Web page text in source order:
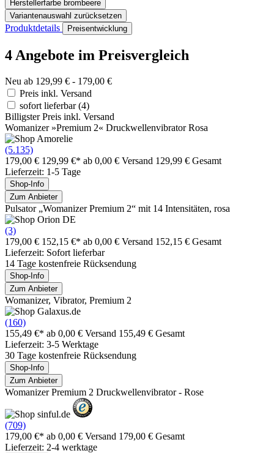
Herstellerfarbe brombeere
Variantenauswahl zurücksetzen
Produktdetails Preisentwicklung
4 Angebote im Preisvergleich
Neu ab 129,99 € - 179,00 €
Preis inkl. Versand
sofort lieferbar(4)
Billigster Preis inkl. Versand
Womanizer »Premium 2« Druckwellenvibrator Rosa
(5.135)
179,00 € 129,99 €* ab 0,00 € Versand 129,99 € Gesamt
Lieferzeit: 1-5 Tage
Shop-Info
Zum Anbieter
Pulsator „Womanizer Premium 2“ mit 14 Intensitäten, rosa
(3)
179,00 € 152,15 €* ab 0,00 € Versand 152,15 € Gesamt
Lieferzeit: Sofort lieferbar
14 Tage kostenfreie Rücksendung
Shop-Info
Zum Anbieter
Womanizer, Vibrator, Premium 2
(160)
155,49 €* ab 0,00 € Versand 155,49 € Gesamt
Lieferzeit: 3-5 Werktage
30 Tage kostenfreie Rücksendung
Shop-Info
Zum Anbieter
Womanizer Premium 2 Druckwellenvibrator - Rose
(709)
179,00 €* ab 0,00 € Versand 179,00 € Gesamt
Lieferzeit: 2-4 werktage